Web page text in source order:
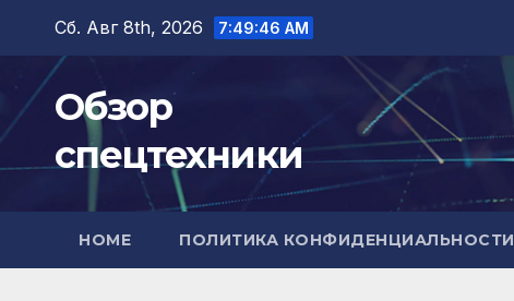
Перейти
содержимому
Сб. Авг 8th, 2026 7:49:47 AM
Обзор
спецтехники
HOME ПОЛИТИКА КОНФИДЕНЦИАЛЬНОСТИ